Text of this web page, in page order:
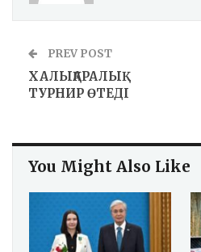
PREV POST
ХАЛЫҚАРАЛЫҚ
ТУРНИР ӨТЕДІ
You Might Also Like